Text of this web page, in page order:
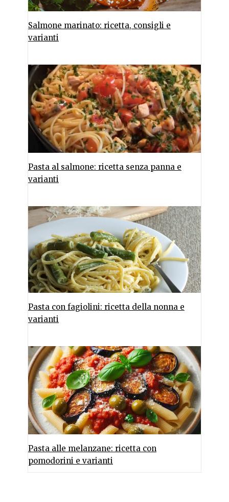
Salmone marinato: ricetta, consigli e
varianti
Pasta al salmone: ricetta senza panna e
varianti
Pasta con fagiolini: ricetta della nonna e
varianti
Pasta alle melanzane: ricetta con
pomodorini e varianti